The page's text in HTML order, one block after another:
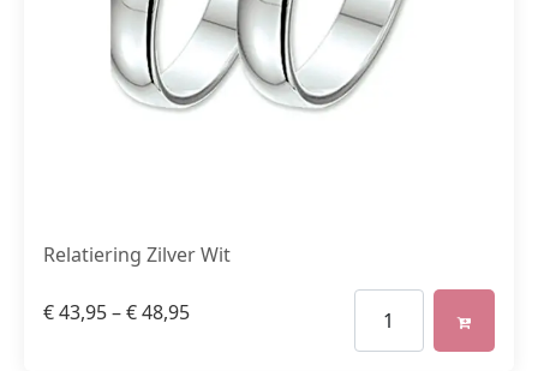
Relatiering Zilver Wit
€43,95–€48,95